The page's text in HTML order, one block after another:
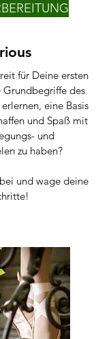
für Deine ersten
Grundbegriffe des
eine Basis
und Spaß mit
und
zu haben?
und wage deine